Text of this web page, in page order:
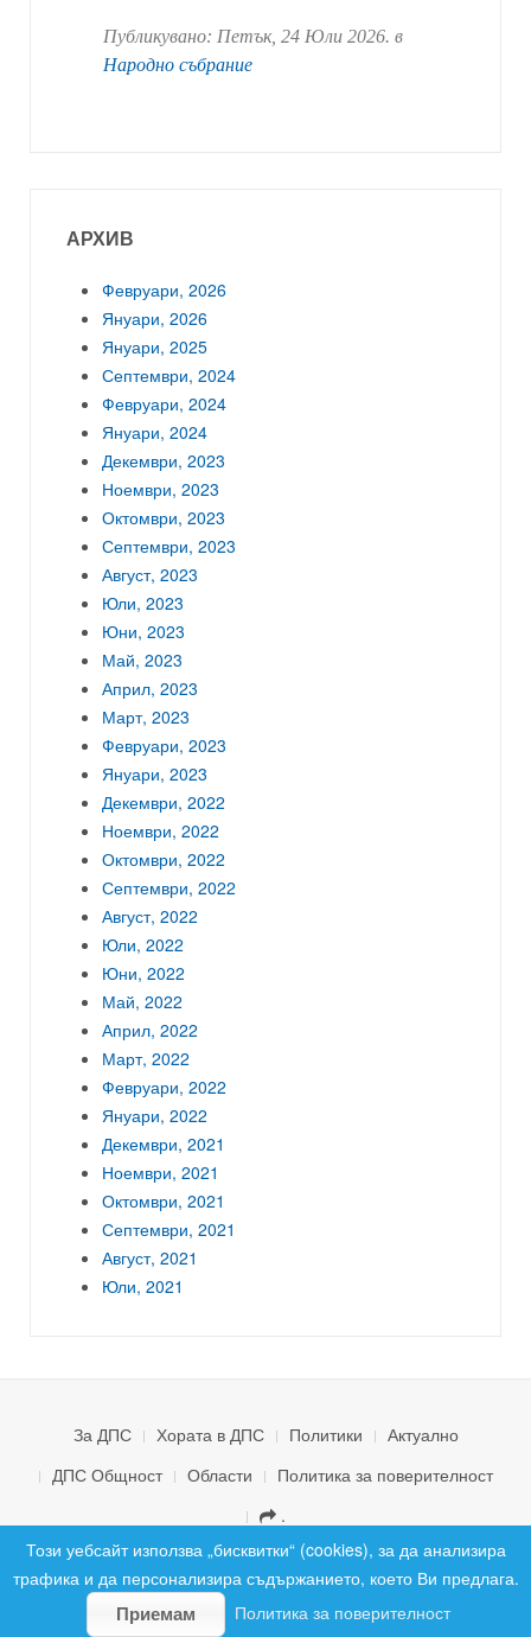
Публикувано: Петък, 24 Юли 2026. в
Народно събрание
АРХИВ
Февруари, 2026
Януари, 2026
Януари, 2025
Септември, 2024
Февруари, 2024
Януари, 2024
Декември, 2023
Ноември, 2023
Октомври, 2023
Септември, 2023
Август, 2023
Юли, 2023
Юни, 2023
Май, 2023
Април, 2023
Март, 2023
Февруари, 2023
Януари, 2023
Декември, 2022
Ноември, 2022
Октомври, 2022
Септември, 2022
Август, 2022
Юли, 2022
Юни, 2022
Май, 2022
Април, 2022
Март, 2022
Февруари, 2022
Януари, 2022
Декември, 2021
Ноември, 2021
Октомври, 2021
Септември, 2021
Август, 2021
Юли, 2021
За ДПС Хората в ДПС Политики
Актуално
ДПС Общност
Области
Политика за поверителност
.
© 2026 ДПС България. Всички права запазени.
Този уебсайт използва „бисквитки“ (cookies), за да анализира
трафика и да персонализира съдържанието, което Ви предлага.
Приемам Политика за поверителност